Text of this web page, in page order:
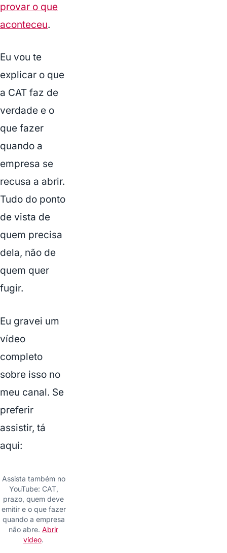
provar o que
aconteceu.
Eu vou te
explicar o que
a CAT faz de
verdade e o
que fazer
quando a
empresa se
recusa a abrir.
Tudo do ponto
de vista de
quem precisa
dela, não de
quem quer
fugir.
Eu gravei um
vídeo
completo
sobre isso no
meu canal. Se
preferir
assistir, tá
aqui:
Assistir
ao v?
Assista também no
YouTube: CAT,
prazo, quem deve
emitir e o que fazer
quando a empresa
não abre. Abrir
vídeo.